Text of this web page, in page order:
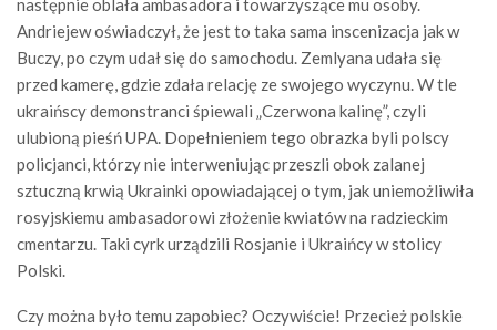
następnie oblała ambasadora i towarzyszące mu osoby.
Andriejew oświadczył, że jest to taka sama inscenizacja jak w
Buczy, po czym udał się do samochodu. Zemlyana udała się
przed kamerę, gdzie zdała relację ze swojego wyczynu. W tle
ukraińscy demonstranci śpiewali „Czerwona kalinę”, czyli
ulubioną pieśń UPA. Dopełnieniem tego obrazka byli polscy
policjanci, którzy nie interweniując przeszli obok zalanej
sztuczną krwią Ukrainki opowiadającej o tym, jak uniemożliwiła
rosyjskiemu ambasadorowi złożenie kwiatów na radzieckim
cmentarzu. Taki cyrk urządzili Rosjanie i Ukraińcy w stolicy
Polski.
Czy można było temu zapobiec? Oczywiście! Przecież polskie